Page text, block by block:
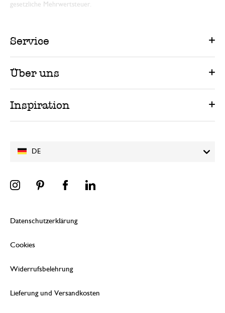
DE
gesetzliche Mehrwertsteuer.
Service
Über uns
Inspiration
Datenschutzerklärung
Cookies
Widerrufsbelehrung
Lieferung und Versandkosten